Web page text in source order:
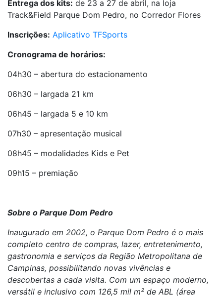
Entrega dos kits: de 23 a 27 de abril, na loja
Track&Field Parque Dom Pedro, no Corredor Flores
Inscrições: Aplicativo TFSports
Cronograma de horários:
04h30 – abertura do estacionamento
06h30 – largada 21 km
06h45 – largada 5 e 10 km
07h30 – apresentação musical
08h45 – modalidades Kids e Pet
09h15 – premiação
Sobre o Parque Dom Pedro
Inaugurado em 2002, o Parque Dom Pedro é o mais
completo centro de compras, lazer, entretenimento,
gastronomia e serviços da Região Metropolitana de
Campinas, possibilitando novas vivências e
descobertas a cada visita. Com um espaço moderno,
versátil e inclusivo com 126,5 mil m² de ABL (área